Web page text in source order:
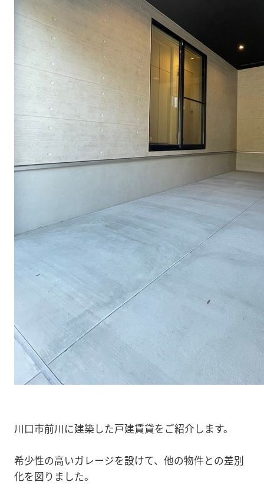
川口市前川に建築した戸建賃貸をご紹介します。
希少性の高いガレージを設けて、他の物件との差別
化を図りました。